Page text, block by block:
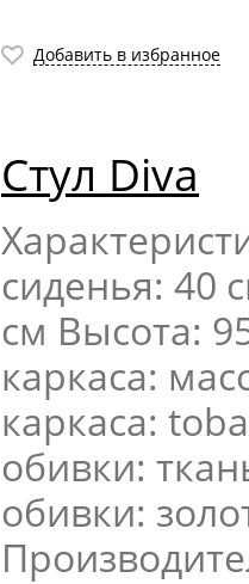
Добавить в избранное
Стул Diva
сиденья: 40
см Высота:
каркаса:
каркаса:
обивки:
обивки: